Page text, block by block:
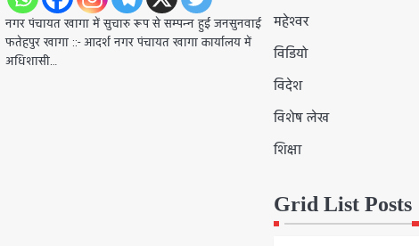
नगर पंचायत खागा में सुचारु रूप से सम्पन्न हुई जनसुनवाई
फतेहपुर खागा ::- आदर्श नगर पंचायत खागा कार्यालय में
अधिशासी…
महेश्वर
विडियो
विदेश
विशेष लेख
शिक्षा
Grid List Posts